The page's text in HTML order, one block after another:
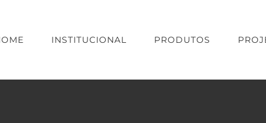
INSTITUCIONAL PRODUTOS